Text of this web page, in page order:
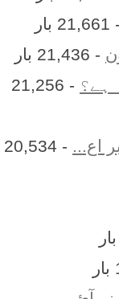
- 21,661 بار
- 21,436 بار
ہے؟
- 21,256
اع...
- 20,534